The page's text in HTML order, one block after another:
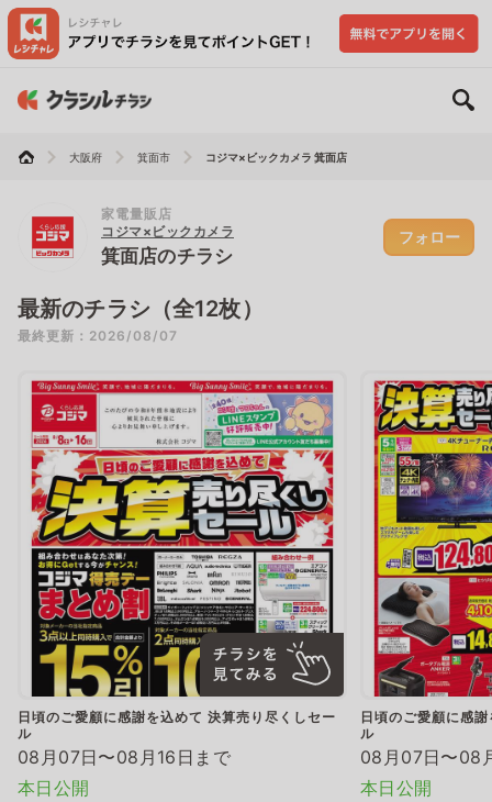
大阪府 箕面市 コジマ×ビックカメラ 箕面店
家電量販店
コジマ×ビックカメラ
箕面店のチラシ
フォロー
最新のチラシ（全12枚）
最終更新：2026/08/07
日頃のご愛顧に感謝を込めて 決算売り尽くしセー
ル
08月07日〜08月16日まで
本日公開
日頃のご愛顧に感
ル
08月07日〜08
本日公開